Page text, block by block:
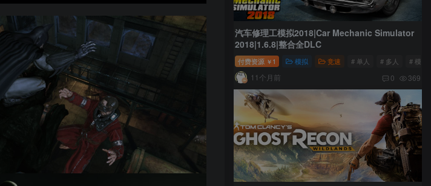
汽车修理工模拟2018|Car Mechanic Simulator
2018|1.6.8|整合全DLC
付费资源 ￥ 1 模拟 竞速 # 单人 # 多人 # 模拟
11个月前 0 369